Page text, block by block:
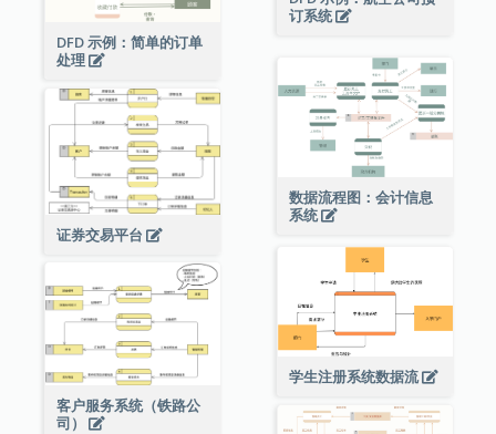
订系统
DFD 示例：简单的订单
处理
数据流程图：会计信息
系统
证券交易平台
学生注册系统数据流
客户服务系统（铁路公
司）